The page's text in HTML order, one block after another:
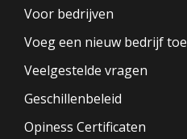
Voor bedrijven
Voeg een nieuw bedrijf toe
Veelgestelde vragen
Geschillenbeleid
Opiness Certificaten